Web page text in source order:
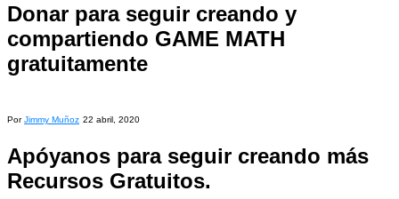
Donar para seguir creando y
compartiendo GAME MATH
gratuitamente
PorJimmy Muñoz 22 abril, 2020
Apóyanos para seguir creando más
Recursos Gratuitos.